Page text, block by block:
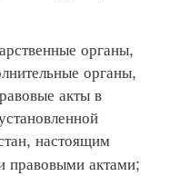
органы,
органы,
акты в
настоящим
правовыми актами;